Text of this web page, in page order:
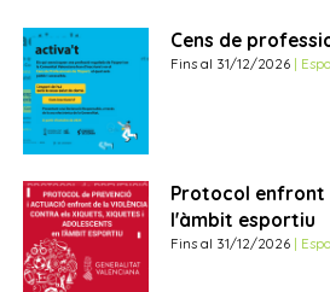
Cens de
Fins al 31/12/2026 |
Protocol enfront
l'àmbit esportiu
Fins al 31/12/2026 |